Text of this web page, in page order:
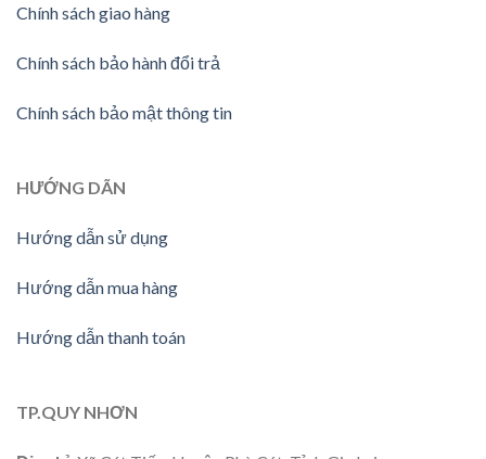
Chính sách giao hàng
Chính sách bảo hành đổi trả
Chính sách bảo mật thông tin
HƯỚNG DÃN
Hướng dẫn sử dụng
Hướng dẫn mua hàng
Hướng dẫn thanh toán
TP.QUY NHƠN